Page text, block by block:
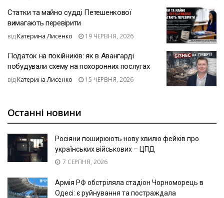
Статки та майно судді Петешенкової
вимагають перевірити
від Катерина Лисенко 19 ЧЕРВНЯ, 2026
Податок на покійників: як в Авангарді
побудували схему на похоронних послугах
від Катерина Лисенко 15 ЧЕРВНЯ, 2026
Останні новини
Росіяни поширюють нову хвилю фейків про
українських військових – ЦПД
7 СЕРПНЯ, 2026
Армія РФ обстріляла стадіон Чорноморець в
Одесі: є руйнування та постраждала